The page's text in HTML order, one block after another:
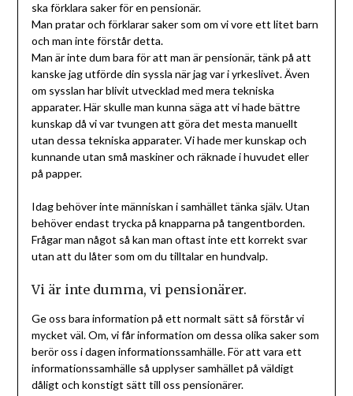
ska förklara saker för en pensionär.
Man pratar och förklarar saker som om vi vore ett litet barn
och man inte förstår detta.
Man är inte dum bara för att man är pensionär, tänk på att
kanske jag utförde din syssla när jag var i yrkeslivet. Även
om sysslan har blivit utvecklad med mera tekniska
apparater. Här skulle man kunna säga att vi hade bättre
kunskap då vi var tvungen att göra det mesta manuellt
utan dessa tekniska apparater. Vi hade mer kunskap och
kunnande utan små maskiner och räknade i huvudet eller
på papper.
Idag behöver inte människan i samhället tänka själv. Utan
behöver endast trycka på knapparna på tangentborden.
Frågar man något så kan man oftast inte ett korrekt svar
utan att du låter som om du tilltalar en hundvalp.
Vi är inte dumma, vi pensionärer.
Ge oss bara information på ett normalt sätt så förstår vi
mycket väl. Om, vi får information om dessa olika saker som
berör oss i dagen informationssamhälle. För att vara ett
informationssamhälle så upplyser samhället på väldigt
dåligt och konstigt sätt till oss pensionärer.